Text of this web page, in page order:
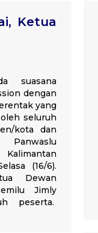
Ketua
suasana
dengan
yang
seluruh
kota dan
(16/6).
Dewan
Jimly
peserta.